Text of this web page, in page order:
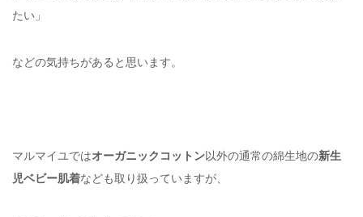
たい」
などの気持ちがあると思います。
マルマイユではオーガニックコットン以外の通常の綿生地の新生
児ベビー肌着なども取り扱っていますが、